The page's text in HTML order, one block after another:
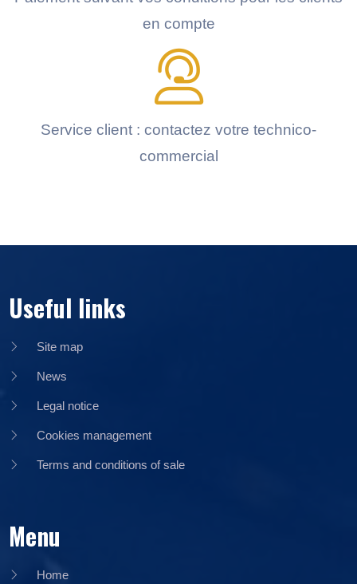
en compte
Service client : contactez votre technico-
commercial
Useful links
Site map
News
Legal notice
Cookies management
Terms and conditions of sale
Menu
Home